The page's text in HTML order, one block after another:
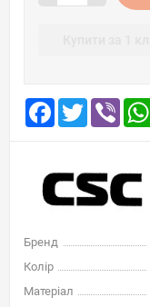
Facebook
TwitterViber
Бренд
Колір
Матеріал